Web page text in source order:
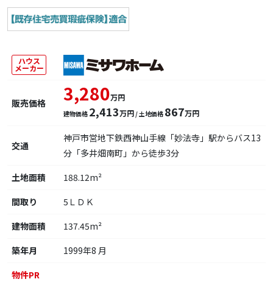
ハウス
メーカー
販売価格 3,280万円
建物価格 2,413万円/ 土地価格 867万円
交通
神戸市営地下鉄西神山手線「妙法寺」駅からバス13
分「多井畑南町」から徒歩3分
土地面積
188.12m²
間取り
5ＬＤＫ
建物面積
137.45m²
築年月
1999年8 月
物件PR